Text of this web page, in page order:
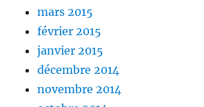
mars 2015
février 2015
janvier 2015
décembre 2014
novembre 2014